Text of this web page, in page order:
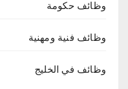
وظائف حكومة
وظائف فنية ومهنية
وظائف في الخليج